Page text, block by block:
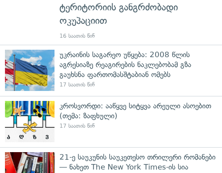
ტერიტორიის განგრძობადი
ოკუპაციით
16 საათის წინ
უკრაინის საგარეო უწყება: 2008 წლის
აგრესიაზე რეაგირების ნაკლებობამ გზა
გაუხსნა ფართომასშტაბიან ომებს
17 საათის წინ
კროსვორდი: ააწყვე სიტყვა არეული ასოებით
(თემა: ზაფხული)
17 საათის წინ
21-ე საუკუნის საუკეთესო თრილერი რომანები
— ნახეთ The New York Times-ის სია